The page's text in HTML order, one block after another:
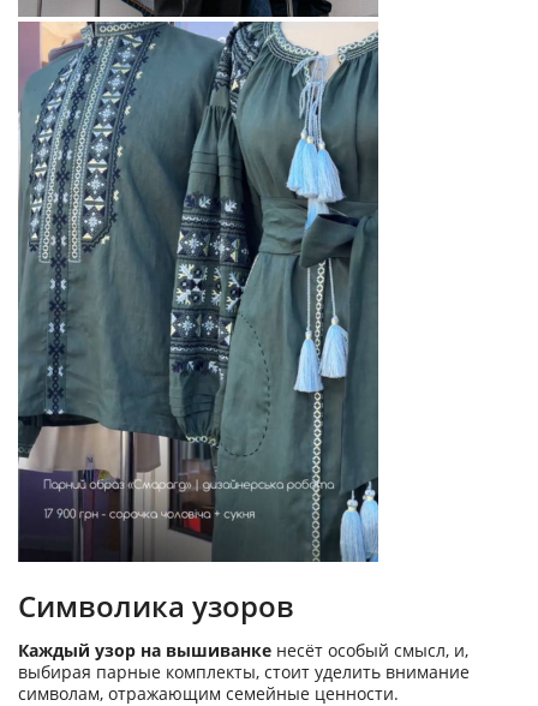
Символика узоров
Каждый узор на вышиванке несёт особый смысл, и,
выбирая парные комплекты, стоит уделить внимание
символам, отражающим семейные ценности.